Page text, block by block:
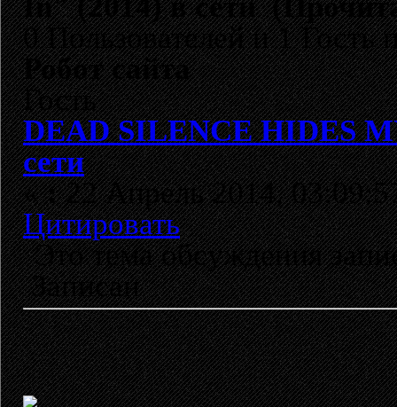
0 Пользователей и 1 Гость
Робот сайта
Гость
DEAD SILENCE HIDES
сети
«:22 Апрель 2014,
Цитировать
Это тема обсуждения
Записан